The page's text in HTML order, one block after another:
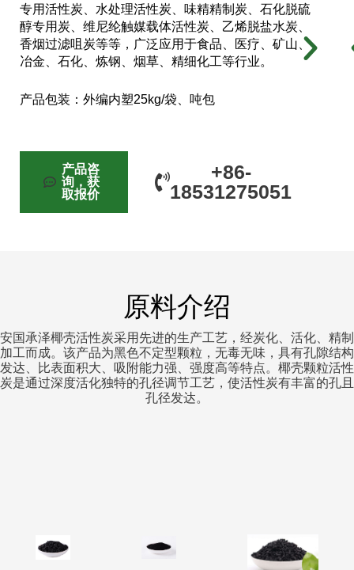
专用活性炭、水处理活性炭、味精精制炭、石化脱硫
醇专用炭、维尼纶触媒载体活性炭、乙烯脱盐水炭、
香烟过滤咀炭等等，广泛应用于食品、医疗、矿山、
冶金、石化、炼钢、烟草、精细化工等行业。
产品包装：外编内塑25kg/袋、吨包
产品咨
询，获
取报价
+86-
18531275051
原料介绍
安国承泽椰壳活性炭采用先进的生产工艺，经炭化、活化、精制
加工而成。该产品为黑色不定型颗粒，无毒无味，具有孔隙结构
发达、比表面积大、吸附能力强、强度高等特点。椰壳颗粒活性
炭是通过深度活化独特的孔径调节工艺，使活性炭有丰富的孔且
孔径发达。